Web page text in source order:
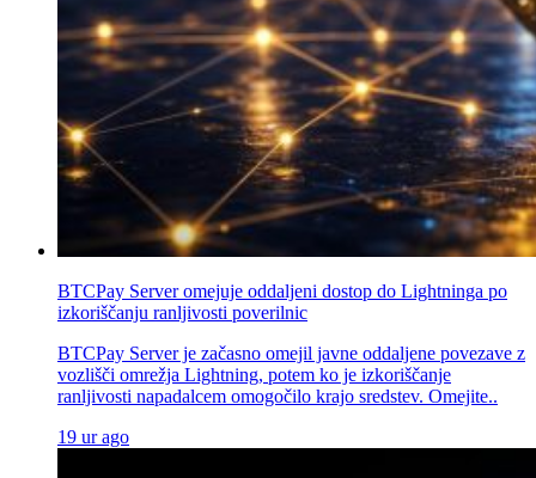
BTCPay Server omejuje oddaljeni dostop do Lightninga po
izkoriščanju ranljivosti poverilnic
BTCPay Server je začasno omejil javne oddaljene povezave z
vozlišči omrežja Lightning, potem ko je izkoriščanje
ranljivosti napadalcem omogočilo krajo sredstev. Omejite..
19 ur ago